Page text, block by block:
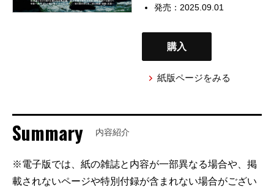
発売：2025.09.01
購入
紙版ページをみる
Summary 内容紹介
※電子版では、紙の雑誌と内容が一部異なる場合や、掲
載されないページや特別付録が含まれない場合がござい